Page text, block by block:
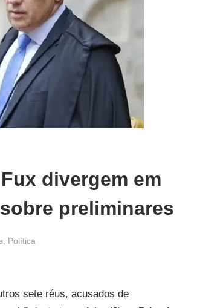
divergem em
preliminares
Política
sete réus, acusados de